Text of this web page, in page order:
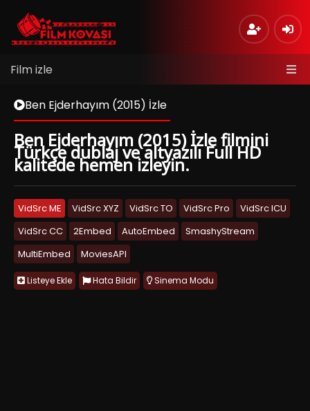
Film izle
Ben Ejderhayım (2015) İzle
Ben Ejderhayım (2015) İzle filmini
Türkçe dublaj ve altyazılı Full HD
kalitede hemen izleyin.
VidSrc ME VidSrc XYZ VidSrc TO VidSrc Pro
VidSrc ICU
VidSrc CC
2Embed AutoEmbed
SmashyStream
MultiEmbed
MoviesAPI
Listeye Ekle Hata Bildir Sinema Modu